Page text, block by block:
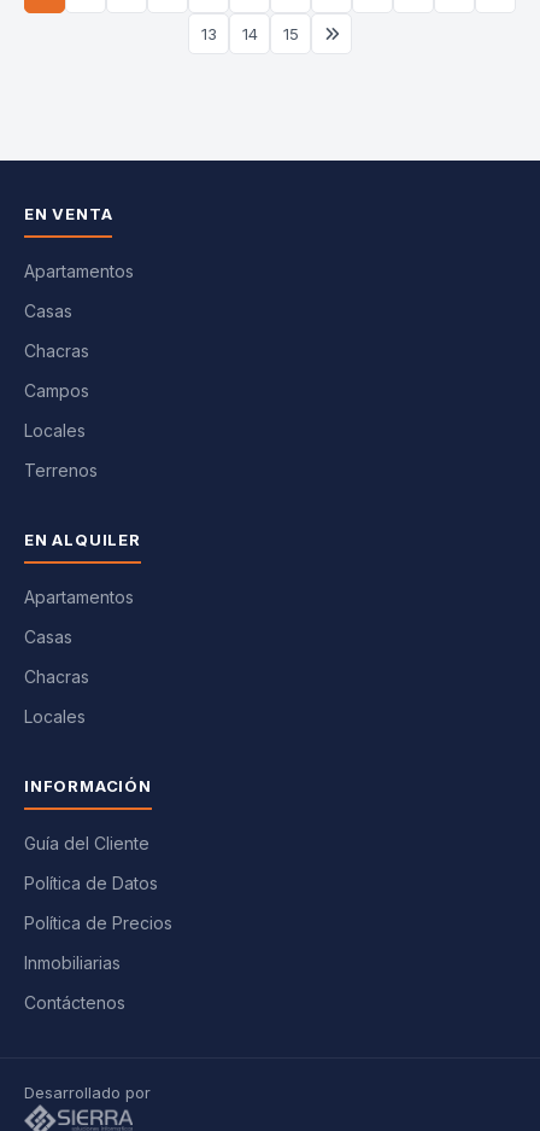
13 14 15
EN VENTA
Apartamentos
Casas
Chacras
Campos
Locales
Terrenos
EN ALQUILER
Apartamentos
Casas
Chacras
Locales
INFORMACIÓN
Guía del Cliente
Política de Datos
Política de Precios
Inmobiliarias
Contáctenos
Desarrollado por